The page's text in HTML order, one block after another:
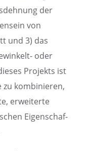
der
von
und 3) das
oder
Projekts ist
zu kombi­nie­ren,
erwei­terte
Eigen­schaf­